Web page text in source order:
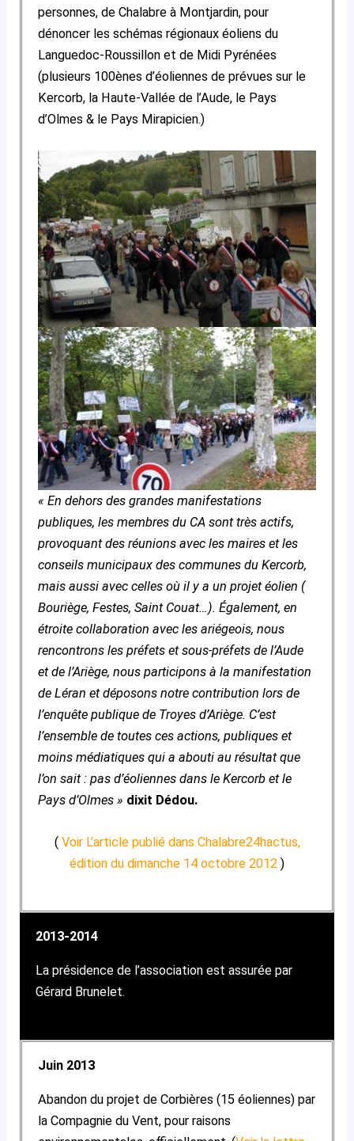
personnes, de Chalabre à Montjardin, pour
dénoncer les schémas régionaux éoliens du
Languedoc-Roussillon et de Midi Pyrénées
(plusieurs 100ènes d’éoliennes de prévues sur le
Kercorb, la Haute-Vallée de l’Aude, le Pays
d’Olmes & le Pays Mirapicien.)
« En dehors des grandes manifestations
publiques, les membres du CA sont très actifs,
provoquant des réunions avec les maires et les
conseils municipaux des communes du Kercorb,
mais aussi avec celles où il y a un projet éolien (
Bouriège, Festes, Saint Couat…). Également, en
étroite collaboration avec les ariégeois, nous
rencontrons les préfets et sous-préfets de l’Aude
et de l’Ariège, nous participons à la manifestation
de Léran et déposons notre contribution lors de
l’enquête publique de Troyes d’Ariège. C’est
l’ensemble de toutes ces actions, publiques et
moins médiatiques qui a abouti au résultat que
l’on sait : pas d’éoliennes dans le Kercorb et le
Pays d’Olmes » dixit Dédou.
( Voir L’article publié dans Chalabre24hactus,
édition du dimanche 14 octobre 2012 )
2013-2014
La présidence de l’association est assurée par
Gérard Brunelet.
Juin 2013
Abandon du projet de Corbières (15 éoliennes) par
la Compagnie du Vent, pour raisons